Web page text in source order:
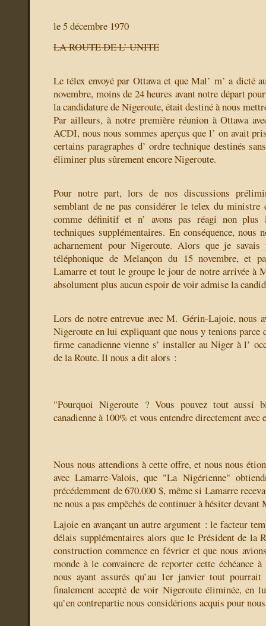
le 5 décembre 1970
LA ROUTE DE L’ UNITE
Le télex envoyé par Ottawa et que Mal’ m’ a dicté
novembre, moins de 24 heures avant notre départ
la candidature de Nigeroute, était destiné à nous
Par ailleurs, à notre première réunion à Ottawa
ACDI, nous nous sommes aperçus que l’ on avait
certains paragraphes d’ ordre technique destinés
éliminer plus sûrement encore Nigeroute.
Pour notre part, lors de nos discussions
semblant de ne pas considérer le telex du ministre
comme définitif et n’ avons pas réagi non plus
techniques supplémentaires. En conséquence, nous
acharnement pour Nigeroute. Alors que je savais
téléphonique de Melançon du 15 novembre, et
Lamarre et tout le groupe le jour de notre arrivée à
absolument plus aucun espoir de voir admise la
Lors de notre entrevue avec M. Gérin-Lajoie, nous
Nigeroute en lui expliquant que nous y tenions parce
firme canadienne vienne s’ installer au Niger à l’
de la Route. Il nous a dit alors :
"Pourquoi Nigeroute ? Vous pouvez tout aussi
canadienne à 100% et vous entendre directement avec
Nous nous attendions à cette offre, et nous nous
avec Lamarre-Valois, que "La Nigérienne"
précédemment de 670.000 $, même si Lamarre
ne nous a pas empêchés de continuer à hésiter
Lajoie en avançant un autre argument : le facteur
délais supplémentaires alors que le Président de la
construction commence en février et que nous
monde à le convaincre de reporter cette échéance
nous ayant assurés qu’au 1er janvier tout pourrait
finalement accepté de voir Nigeroute éliminée, en
qu’en contrepartie nous considérions acquis pour